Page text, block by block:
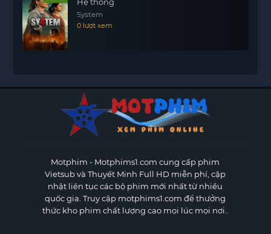
System
0 lượt xem
Motphim - Motphims1.com cung cấp phim
Vietsub và Thuyết Minh Full HD miễn phí, cập
nhật liên tục các bộ phim mới nhất từ nhiều
quốc gia. Truy cập motphims1.com để thưởng
thức kho phim chất lượng cao mọi lúc mọi nơi..